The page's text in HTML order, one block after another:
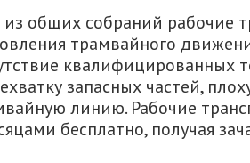
общих собраний рабочие
трамвайного
квалифицированных
запасных частей,
линию. Рабочие
бесплатно, получая